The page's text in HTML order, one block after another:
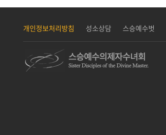
개인정보처리방침 성소상담 스승예수벗